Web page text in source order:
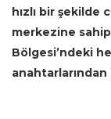
hızlı bir
merkezine
Bölgesi’ndeki
anahtarlarından